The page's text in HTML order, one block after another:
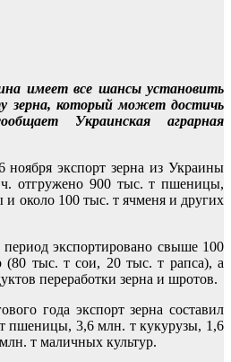
имеет все шансы установить
зерна, который может достичь
Украинская аграрная
экспорт зерна из Украины
отгружено 900 тыс. т пшеницы,
около 100 тыс. т ячменя и других
экспортировано свыше 100
(80 тыс. т сои, 20 тыс. т рапса), а
переработки зерна и шротов.
года экспорт зерна составил
пшеницы, 3,6 млн. т кукурузы, 1,6
т маличных культур.